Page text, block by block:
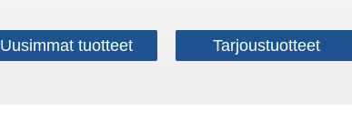
Uusimmat tuotteet Tarjoustuotteet